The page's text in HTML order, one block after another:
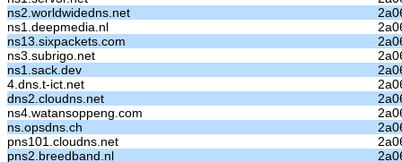
ns2.worldwidedns.net
ns1.deepmedia.nl
ns13.sixpackets.com
ns3.subrigo.net
ns1.sack.dev
4.dns.t-ict.net
dns2.cloudns.net
ns4.watansoppeng.com
ns.opsdns.ch
pns101.cloudns.net
pns2.breedband.nl